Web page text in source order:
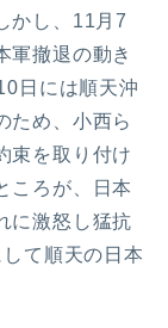
かし、11月7
軍撤退の動き
日には順天沖
ため、小西ら
束を取り付け
ころが、日本
に激怒し猛抗
て順天の日本